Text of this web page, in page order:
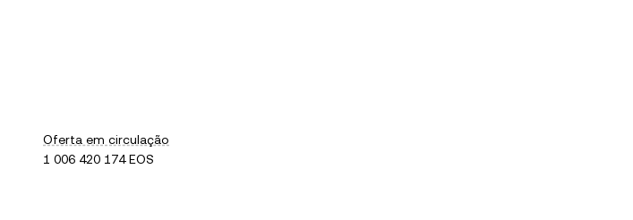
Oferta em circulação
1 006 420 174 EOS